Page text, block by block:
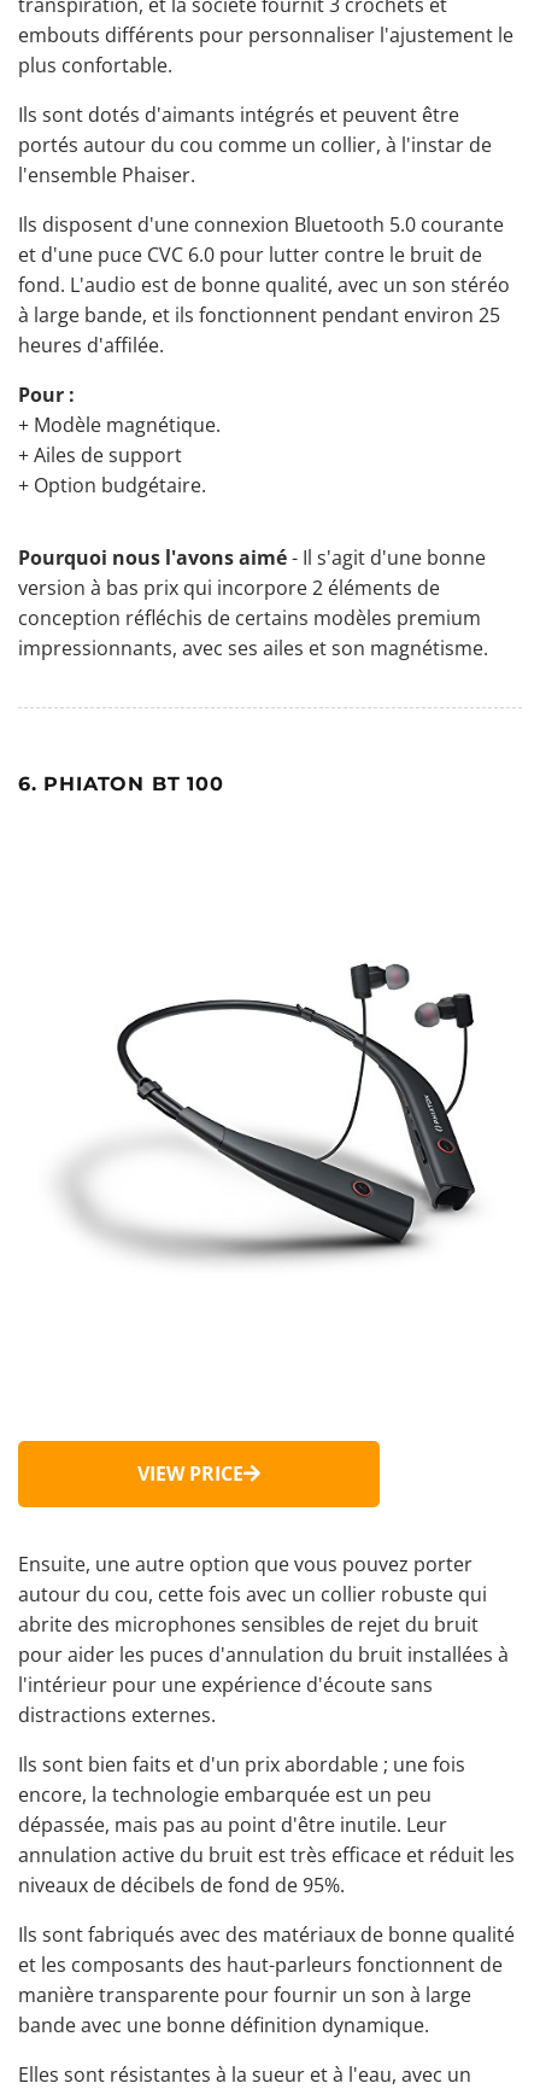
embouts différents pour personnaliser l'ajustement le
plus confortable.
Ils sont dotés d'aimants intégrés et peuvent être
portés autour du cou comme un collier, à l'instar de
l'ensemble Phaiser.
Ils disposent d'une connexion Bluetooth 5.0 courante
et d'une puce CVC 6.0 pour lutter contre le bruit de
fond. L'audio est de bonne qualité, avec un son stéréo
à large bande, et ils fonctionnent pendant environ 25
heures d'affilée.
Pour :
+ Modèle magnétique.
+ Ailes de support
+ Option budgétaire.
Pourquoi nous l'avons aimé- Il s'agit d'une bonne
version à bas prix qui incorpore 2 éléments de
conception réfléchis de certains modèles premium
impressionnants, avec ses ailes et son magnétisme.
6. PHIATON BT 100
VIEW PRICE
Ensuite, une autre option que vous pouvez porter
autour du cou, cette fois avec un collier robuste qui
abrite des microphones sensibles de rejet du bruit
pour aider les puces d'annulation du bruit installées à
l'intérieur pour une expérience d'écoute sans
distractions externes.
Ils sont bien faits et d'un prix abordable ; une fois
encore, la technologie embarquée est un peu
dépassée, mais pas au point d'être inutile. Leur
annulation active du bruit est très efficace et réduit les
niveaux de décibels de fond de 95%.
Ils sont fabriqués avec des matériaux de bonne qualité
et les composants des haut-parleurs fonctionnent de
manière transparente pour fournir un son à large
bande avec une bonne définition dynamique.
Elles sont résistantes à la sueur et à l'eau, avec un